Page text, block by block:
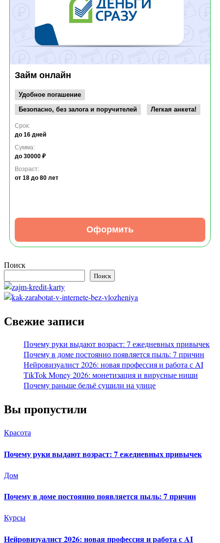
Займ онлайн
Удобное погашение
Безопасно, без залога и поручителей
Легкая анкета!
Срок:
до 16 дней
Сумма:
до 30000 ₽
Возраст:
от 18 до 80 лет
Оформить
Поиск
Поиск
Свежие записи
Почему руки выдают возраст: 7 ежедневных привычек
Почему в доме постоянно появляется пыль: 7 причин
Нейровизуалист 2026: новая профессия и работа с AI
TikTok Money 2026: монетизация и вирусные ниши
Почему раньше бельё сушили на улице
Вы пропустили
Красота
Почему руки выдают возраст: 7 ежедневных привычек
Дом
Почему в доме постоянно появляется пыль: 7 причин
Курсы
Нейровизуалист 2026: новая профессия и работа с AI